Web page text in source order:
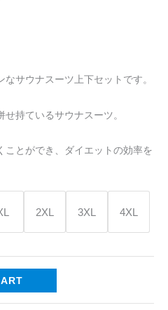
サウナスーツ上下セットです。
持ているサウナスーツ。
ことができ、ダイエットの効率を
2XL 3XL 4XL